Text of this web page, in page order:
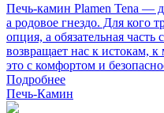
Печь-камин Plamen Tena —
а родовое гнездо. Для кого
опция, а обязательная часть
возвращает нас к истокам,
это с комфортом и
Подробнее
Печь-Камин